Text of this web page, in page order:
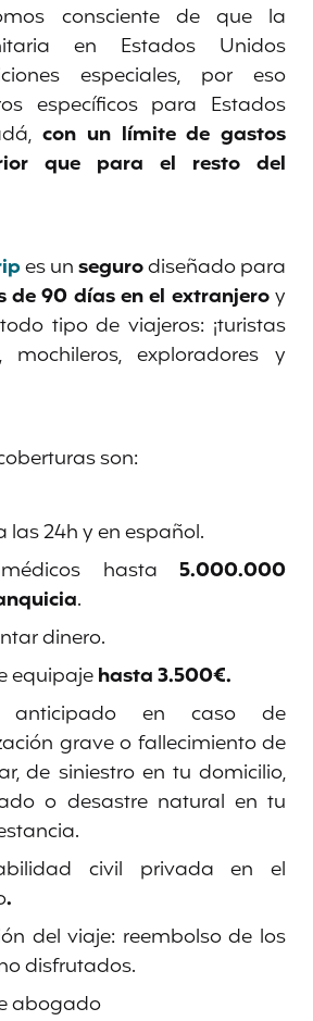
consciente de que la
en Estados Unidos
especiales, por eso
específicos para Estados
con un límite de gastos
que para el resto del
es unsegurodiseñado para
de 90 días en el extranjeroy
tipo de viajeros: ¡turistas
mochileros, exploradores y
son:
las 24h y en español.
hasta 5.000.000
.
dinero.
equipajehasta 3.500€.
anticipado en caso de
grave o fallecimiento de
de siniestro en tu domicilio,
o desastre natural en tu
civil privada en el
.
del viaje: reembolso de los
disfrutados.
abogado